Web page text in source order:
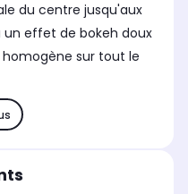
du centre jusqu'aux
un effet de bokeh doux
sur tout le